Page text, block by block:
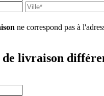
ne correspond pas à
de livraison